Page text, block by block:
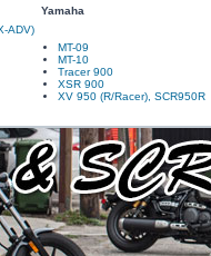
Yamaha
ADV)
MT-09
MT-10
Tracer 900
XSR 900
XV 950 (R/Racer), SCR950R